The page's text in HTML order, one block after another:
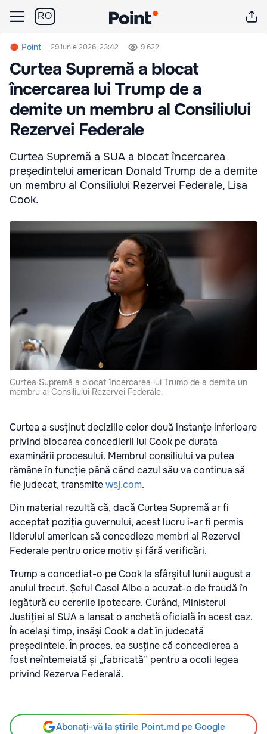
RO
Point 29 iunie 2026, 23:42 9 622
Curtea Supremă a blocat
încercarea lui Trump de a
demite un membru al Consiliului
Rezervei Federale
Curtea Supremă a SUA a blocat încercarea
președintelui american Donald Trump de a demite
un membru al Consiliului Rezervei Federale, Lisa
Cook.
Curtea Supremă a blocat încercarea lui Trump de a demite un
membru al Consiliului Rezervei Federale.
Curtea a susținut deciziile celor două instanțe inferioare
privind blocarea concedierii lui Cook pe durata
examinării procesului. Membrul consiliului va putea
rămâne în funcție până când cazul său va continua să
fie judecat, transmitewsj.com.
Din material rezultă că, dacă Curtea Supremă ar fi
acceptat poziția guvernului, acest lucru i-ar fi permis
liderului american să concedieze membri ai Rezervei
Federale pentru orice motiv și fără verificări.
Trump a concediat-o pe Cook la sfârșitul lunii august a
anului trecut. Șeful Casei Albe a acuzat-o de fraudă în
legătură cu cererile ipotecare. Curând, Ministerul
Justiției al SUA a lansat o anchetă oficială în acest caz.
În același timp, însăși Cook a dat în judecată
președintele. În proces, ea susține că concedierea a
fost neîntemeiată și „fabricată” pentru a ocoli legea
privind Rezerva Federală.
Abonați-vă la știrile Point.md pe Google